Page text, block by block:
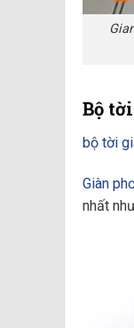
Bộ
bộ tời
Giàn
nhất